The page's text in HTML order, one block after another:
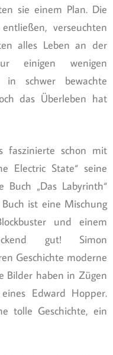
sie einem Plan. Die
verseuchten
alles Leben an der
einigen wenigen
schwer bewachte
das Überleben hat
faszinierte schon mit
Electric State“ seine
„Das Labyrinth“
ist eine Mischung
und einem
gut! Simon
Geschichte moderne
Bilder haben in Zügen
Edward Hopper.
tolle Geschichte, ein